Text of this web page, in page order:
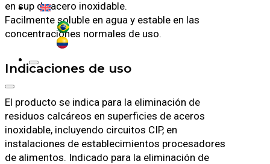
en sup de acero inoxidable.
Facilmente soluble en agua y estable en las
concentraciones normales de uso.
Indicaciones de uso
El producto se indica para la eliminación de
residuos calcáreos en superficies de aceros
inoxidable, incluyendo circuitos CIP, en
instalaciones de establecimientos procesadores
de alimentos. Indicado para la eliminación de